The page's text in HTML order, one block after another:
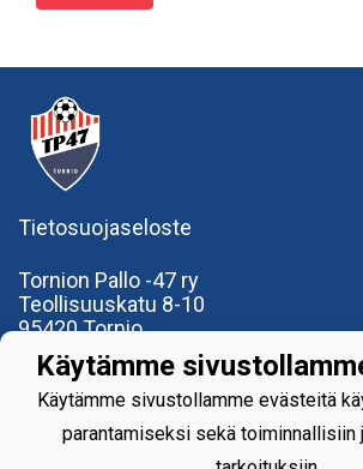
Tietosuojaseloste
Tornion Pallo -47 ry
Teollisuuskatu 8-10
95420 Tornio
+358 40591 9275
office@tp47.com
Käytämme
Käytämme sivustollamme evästeitä
parantamiseksi sekä